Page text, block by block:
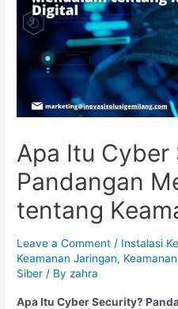
Apa Itu Cyber
Pandangan
tentang
Leave a Comment / Instalasi
Keamanan Jaringan,
Siber / By zahra
Apa Itu Cyber Security?